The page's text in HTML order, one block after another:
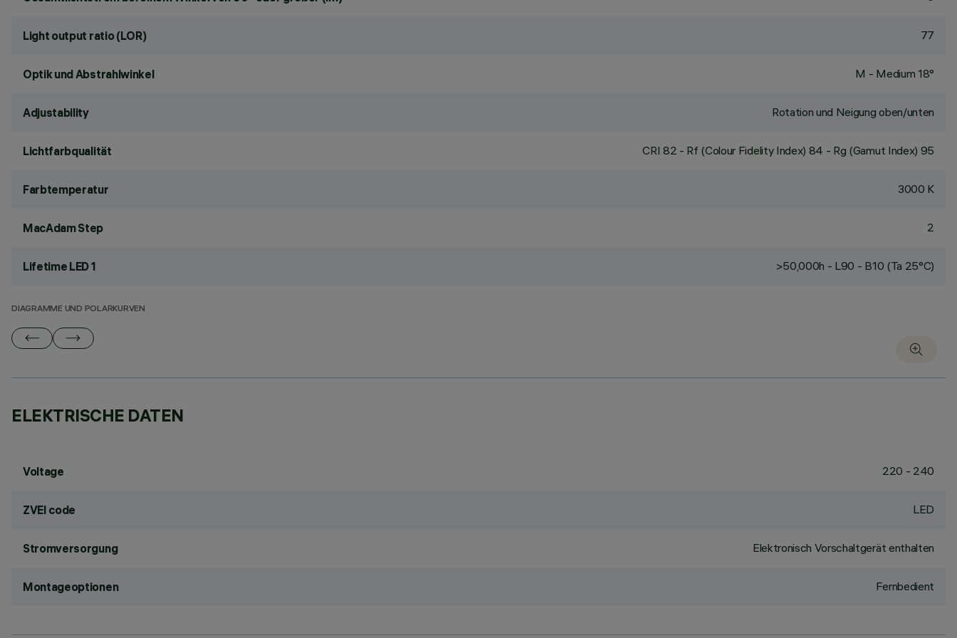
Light output ratio (LOR) 77
Optik und Abstrahlwinkel M - Medium 18°
Adjustability Rotation und Neigung oben/unten
Lichtfarbqualität CRI 82 - Rf (Colour Fidelity Index) 84 - Rg (Gamut Index) 95
Farbtemperatur 3000 K
MacAdam Step 2
Lifetime LED 1 >50,000h - L90 - B10 (Ta 25°C)
DIAGRAMME UND POLARKURVEN
ELEKTRISCHE DATEN
Voltage 220 - 240
ZVEI code LED
Stromversorgung Elektronisch Vorschaltgerät enthalten
Montageoptionen Fernbedient